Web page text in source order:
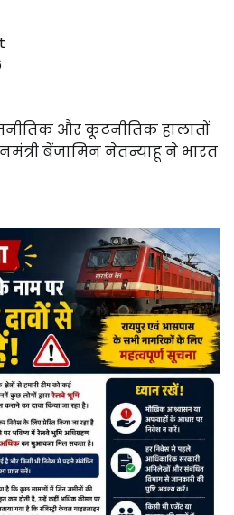
और कूटनीतिक हालातों
बेंजामिन नेतन्याहू ने भारत